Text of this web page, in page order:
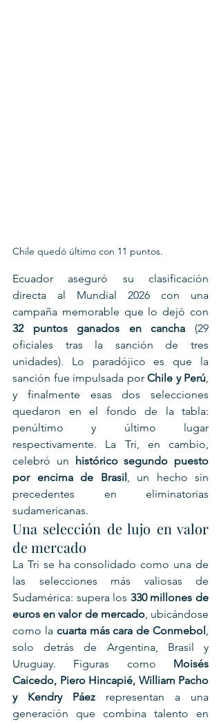
Chile quedó último con 11 puntos.
Ecuador aseguró su clasificación
directa al Mundial 2026 con una
32 puntos ganados en cancha (29
oficiales tras la sanción de tres
unidades). Lo paradójico es que la
sanción fue impulsada por Chile y Perú,
y finalmente esas dos selecciones
quedaron en el fondo de la tabla:
penúltimo y último lugar
respectivamente. La Tri, en cambio,
celebró un
histórico segundo puesto
por encima de Brasil , un hecho sin
precedentes en eliminatorias
sudamericanas.
Una selección de lujo en valor
de mercado
La Tri se ha consolidado como una de
las selecciones más valiosas de
Sudamérica: supera los 330 millones de
euros en valor de mercado, ubicándose
como la cuarta más cara de Conmebol ,
solo detrás de Argentina, Brasil y
Uruguay. Figuras como Moisés
Caicedo, Piero Hincapié, William Pacho
y Kendry Páez representan a una
generación que combina talento en